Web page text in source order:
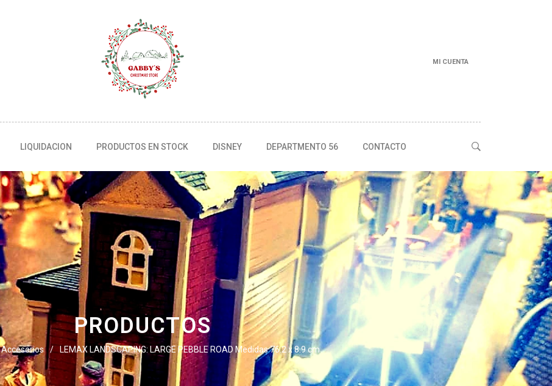
MI CUENTA
LIQUIDACION PRODUCTOS EN STOCK DISNEY DEPARTMENTO 56 CONTACTO
PRODUCTOS
Accesorios / LEMAX LANDSCAPING: LARGE PEBBLE ROAD Medidas 76.2 x 8.9 cm